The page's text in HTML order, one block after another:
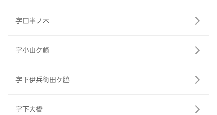
字口半ノ木
字小山ケ崎
字下伊兵衛田ケ脇
字下大橋